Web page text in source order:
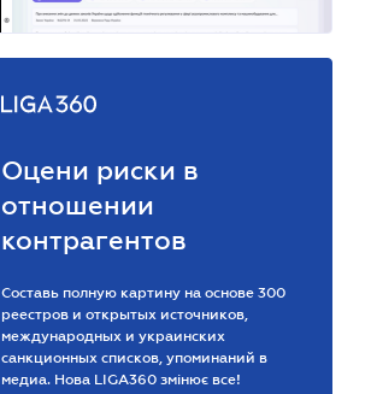
Оцени риски в
отношении
контрагентов
Составь полную картину на основе 300
реестров и открытых источников,
международных и украинских
санкционных списков, упоминаний в
медиа. Нова LIGA360 змінює все!